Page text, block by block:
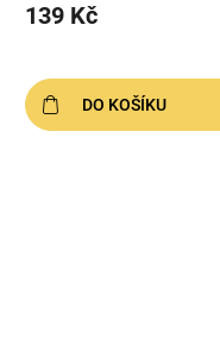
139 Kč
DO KOŠÍKU